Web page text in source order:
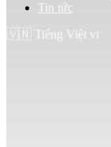
Tin tức
🇻🇳 Tiếng Việt vi